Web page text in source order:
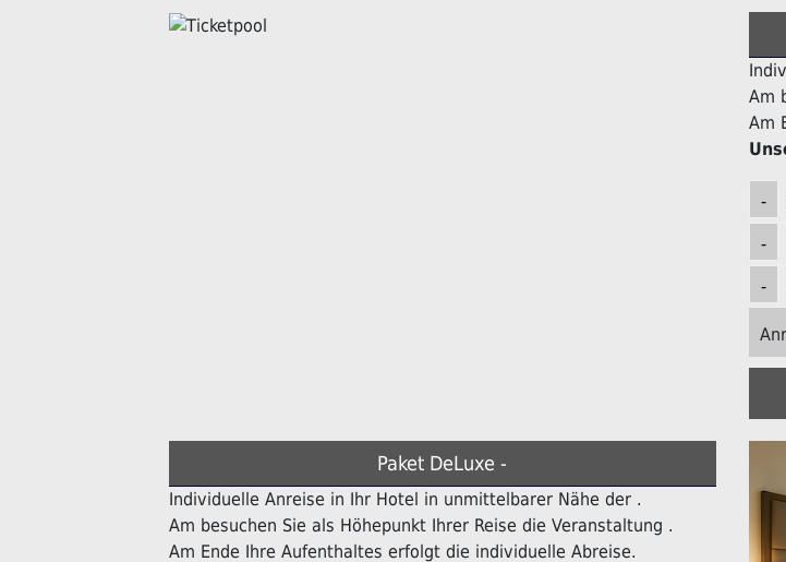
Am
Am
Paket DeLuxe -
Individuelle Anreise in Ihr Hotel in unmittelbarer Nähe der .
Am besuchen Sie als Höhepunkt Ihrer Reise die Veranstaltung .
Am Ende Ihre Aufenthaltes erfolgt die individuelle Abreise.